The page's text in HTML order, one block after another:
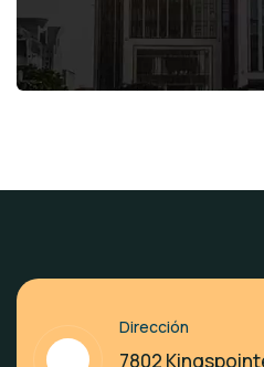
Dirección
7802